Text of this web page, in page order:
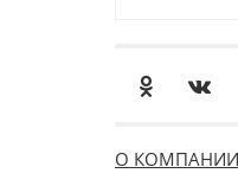
О КОМПАНИИ